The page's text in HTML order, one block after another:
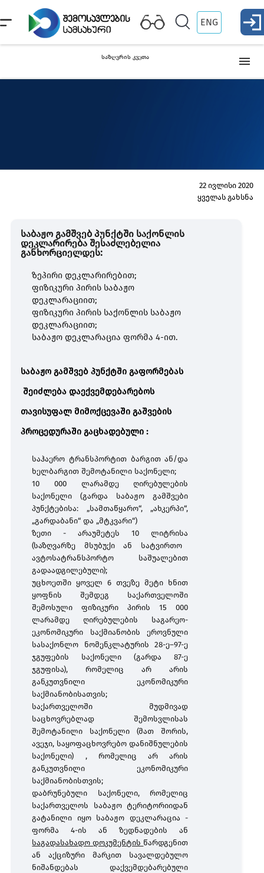
ENG
საზღვრის კვეთა
შემოსვლა
მძღოლებისთვის
TAX FREE
DUTY FREE
სანიტარული კონტროლი
მცენარეები, ცხოველები სურსათი და GMO
მედიკამენტების გადაადგილება
ვალუტის გადაადგილება
იარაღის გადაადგილება
მოქალაქე
კულტურული ფასეულობები
ოზონდამშლელი ნივთიერებები
საშიში ქიმიური ნივთიერებები
ნარჩენები
22 ივლისი 2020
ყველას გახსნა
საბაჟო გამშვებ პუნქტში საქონლის
დეკლარირება შესაძლებელია
განხორციელდეს:
ზეპირი დეკლარირებით;
ფიზიკური პირის საბაჟო
დეკლარაციით;
ფიზიკური პირის საქონლის საბაჟო
დეკლარაციით;
საბაჟო დეკლარაცია ფორმა 4-ით.
საბაჟო გამშვებ პუნქტში გაფორმებას
შეიძლება დაექვემდებარებოს
თავისუფალ მიმოქცევაში გაშვების
პროცედურაში გაცხადებული :
საჰაერო ტრანსპორტით ბარგით ან/და
ხელბარგით შემოტანილი საქონელი;
10 000 ლარამდე
ღირებულების
საქონელი(გარდა საბაჟო
გამშვები
პუნქტებისა: „სამთაწყარო“, „ახკერპი“,
„გარდაბანი“და „მტკვარი“)
ზეთი -არაუმეტეს 10ლიტრისა
(საზღვარზე მსუბუქი ან
სატვირთო
ავტოსატრანსპორტო
საშუალებით
გადაადგილებული);
უცხოეთში ყოველ 6 თვეზე მეტი ხნით
ყოფნის შემდეგ საქართველოში
შემოსული ფიზიკური პირის 15 000
ლარამდე ღირებულების საგარეო-
ეკონომიკური საქმიანობის ეროვნული
სასაქონლო ნომენკლატურის 28-ე–97-ე
ჯგუფების საქონელი (გარდა 87-ე
ჯგუფისა), რომელიც არ არის
განკუთვნილი ეკონომიკური
საქმიანობისათვის;
საქართველოში მუდმივად
საცხოვრებლად შემოსვლისას
შემოტანილი საქონელი (მათ შორის,
ავეჯი, საყოფაცხოვრებო დანიშნულების
საქონელი) , რომელიც არ არის
განკუთვნილი ეკონომიკური
საქმიანობისთვის;
დაბრუნებული
საქონელი,რომელიც
საქართველოს
საბაჟო ტერიტორიიდან
გატანილი იყო საბაჟო დეკლარაცია -
ფორმა
4-ის ან ზედნადების
ან
საგადასახადო დოკუმენტის წარდგენით
ან
აქციზური მარკით
სავალდებულო
ნიშანდებას
დაქვემდებარებული